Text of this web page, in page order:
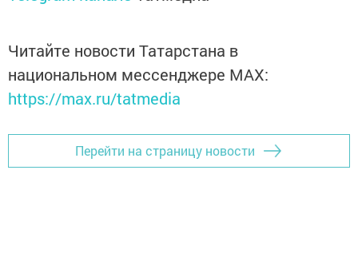
Читайте новости Татарстана в
национальном мессенджере MАХ:
https://max.ru/tatmedia
Перейти на страницу новости